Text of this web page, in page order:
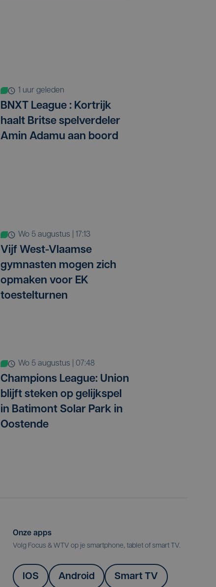
1 uur geleden
BNXT League : Kortrijk
haalt Britse spelverdeler
Amin Adamu aan boord
wo 5 augustus | 17:13
Vijf West-Vlaamse
gymnasten mogen zich
opmaken voor EK
toestelturnen
wo 5 augustus | 07:48
Champions League: Union
blijft steken op gelijkspel
in Batimont Solar Park in
Oostende
Onze apps
Volg Focus & WTV op je smartphone, tablet of smart TV.
IOS Android Smart TV